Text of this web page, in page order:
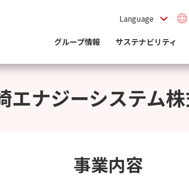
グループ情報
サステナビリティ
エナジーシステム
事業内容